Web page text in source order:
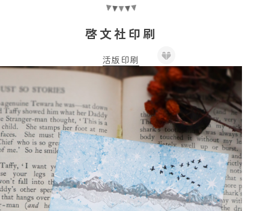
啓文社印刷
活版印刷